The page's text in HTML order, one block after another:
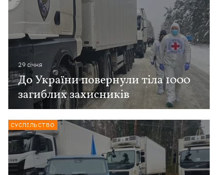
29 сiчня
До України повернули тіла 1000
загиблих захисників
СУСПІЛЬСТВО